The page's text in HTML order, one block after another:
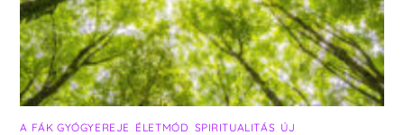
A FÁK GYÓGYEREJE ÉLETMÓD SPIRITUALITÁS ÚJ